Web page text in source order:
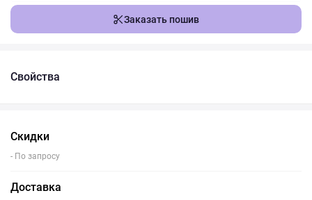
Заказать пошив
Свойства
Скидки
- По запросу
Доставка